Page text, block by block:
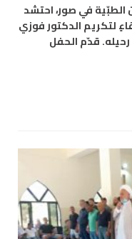
الطبّية في صور، احتشد
لتكريم الدكتور فوزي
قدّم الحفل